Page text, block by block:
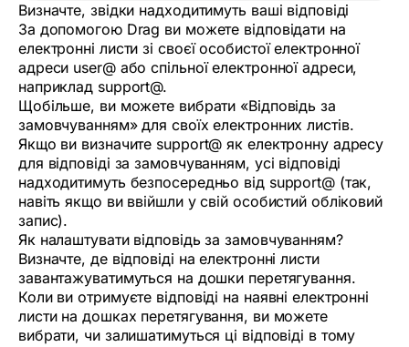
Визначте, звідки надходитимуть ваші відповіді
За допомогою Drag ви можете відповідати на
електронні листи зі своєї особистої електронної
адреси user@ або спільної електронної адреси,
наприклад support@.
Щобільше, ви можете вибрати «Відповідь за
замовчуванням» для своїх електронних листів.
Якщо ви визначите support@ як електронну адресу
для відповіді за замовчуванням, усі відповіді
надходитимуть безпосередньо від support@ (так,
навіть якщо ви ввійшли у свій особистий обліковий
запис).
Як налаштувати відповідь за замовчуванням?
Визначте, де відповіді на електронні листи
завантажуватимуться на дошки перетягування.
Коли ви отримуєте відповіді на наявні електронні
листи на дошках перетягування, ви можете
вибрати, чи залишатимуться ці відповіді в тому